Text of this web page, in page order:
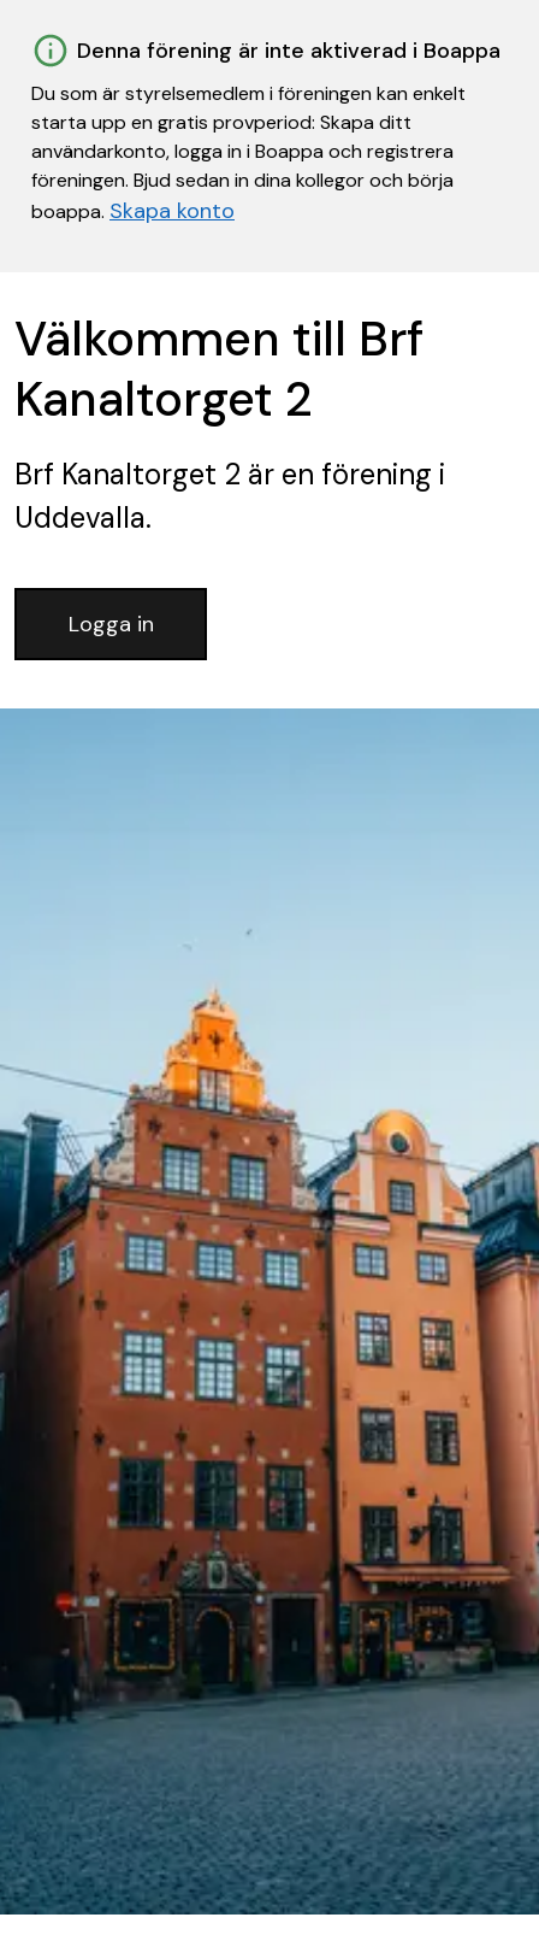
Denna förening är inte aktiverad i Boappa
Du som är styrelsemedlem i föreningen kan enkelt
starta upp en gratis provperiod: Skapa ditt
användarkonto, logga in i Boappa och registrera
föreningen. Bjud sedan in dina kollegor och börja
boappa. Skapa konto
Välkommen till Brf
Kanaltorget 2
Brf Kanaltorget 2 är en förening i
Uddevalla.
Logga in